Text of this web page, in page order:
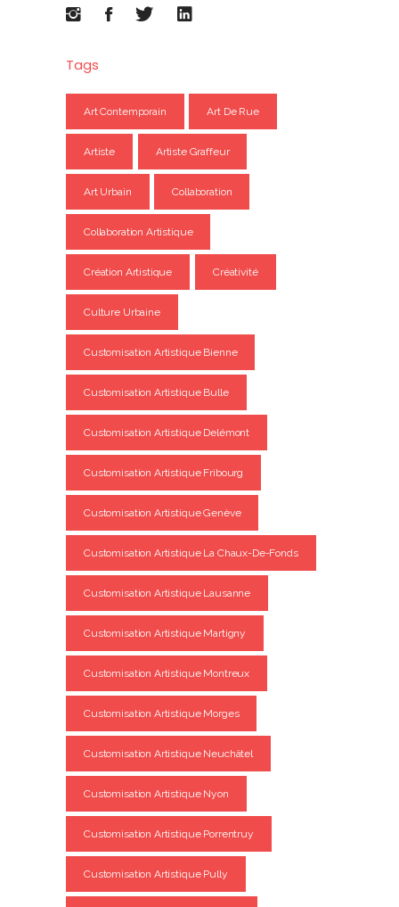
Tags
Art Contemporain Art De Rue
Artiste Artiste Graffeur
Art Urbain Collaboration
Collaboration Artistique
Création Artistique Créativité
Culture Urbaine
Customisation Artistique Bienne
Customisation Artistique Bulle
Customisation Artistique Delémont
Customisation Artistique Fribourg
Customisation Artistique Genève
Customisation Artistique La Chaux-De-Fonds
Customisation Artistique Lausanne
Customisation Artistique Martigny
Customisation Artistique Montreux
Customisation Artistique Morges
Customisation Artistique Neuchâtel
Customisation Artistique Nyon
Customisation Artistique Porrentruy
Customisation Artistique Pully